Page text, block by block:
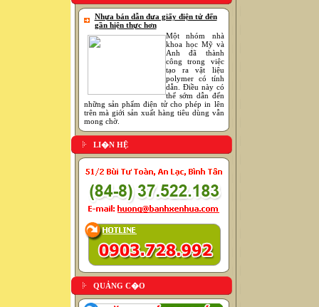
Nhựa bán dẫn đưa giấy điện tử đến
gần hiện thực hơn
Một nhóm nhà
khoa học Mỹ và
Anh đã thành
công trong việc
tạo ra vật liệu
polymer có tính
dẫn. Điều này có
thể sớm dẫn đến
những sản phẩm điện tử cho phép in lên
trên mà giới sản xuất hàng tiêu dùng vẫn
mong chờ.
LI�N HỆ
QUẢNG C�O